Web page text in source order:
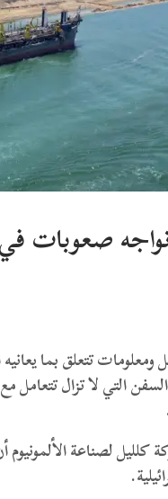
صعوبات في
تتعلق بما
التي لا تزال
لصناعة الألمونيوم